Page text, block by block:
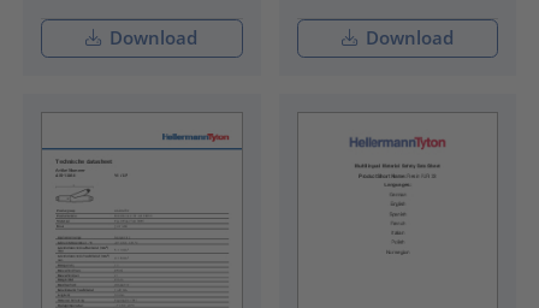
Download Download